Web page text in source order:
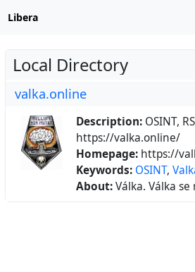
Libera
Local Directory
valka.online
Description: OSINT,
https://valka.online/
Homepage: https://
Keywords: OSINT,
About:Válka. Válka